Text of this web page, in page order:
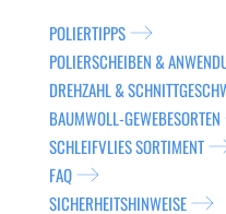
POLIERTIPPS
POLIERSCHEIBEN &
DREHZAHL &
BAUMWOLL-GEWEBESORTEN
SCHLEIFVLIES SORTIMENT
FAQ
SICHERHEITSHINWEISE